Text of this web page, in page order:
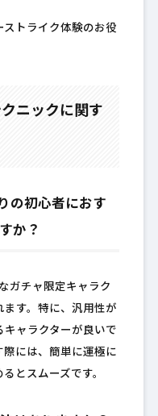
ストライク体験のお役
ニックに関す
の初心者におす
か？
ガチャ限定キャラク
ます。特に、汎用性が
キャラクターが良いで
際には、簡単に運極に
とスムーズです。